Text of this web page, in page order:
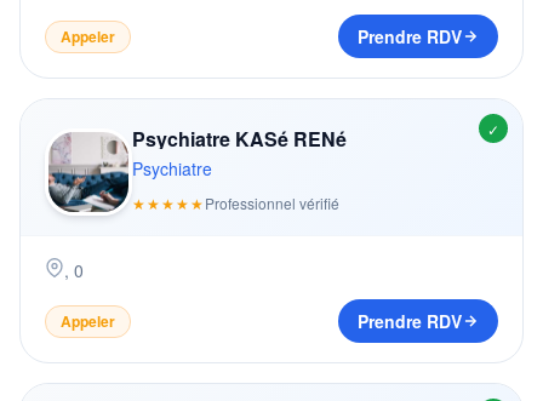
Appeler Prendre RDV
✓
Psychiatre KASé RENé
Psychiatre
★★★★★Professionnel vérifié
, 0
Appeler Prendre RDV